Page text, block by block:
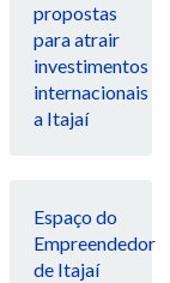
propostas
para atrair
investimentos
internacionais
a Itajaí
Espaço do
Empreendedor
de Itajaí